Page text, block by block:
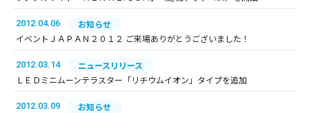
2012.04.06
お知らせ
イベントＪＡＰＡＮ２０１２ ご来場ありがとうございました！
2012.03.14
ニュースリリース
ＬＥＤミニムーンテラスター「リチウムイオン」タイプを追加
2012.03.09
お知らせ